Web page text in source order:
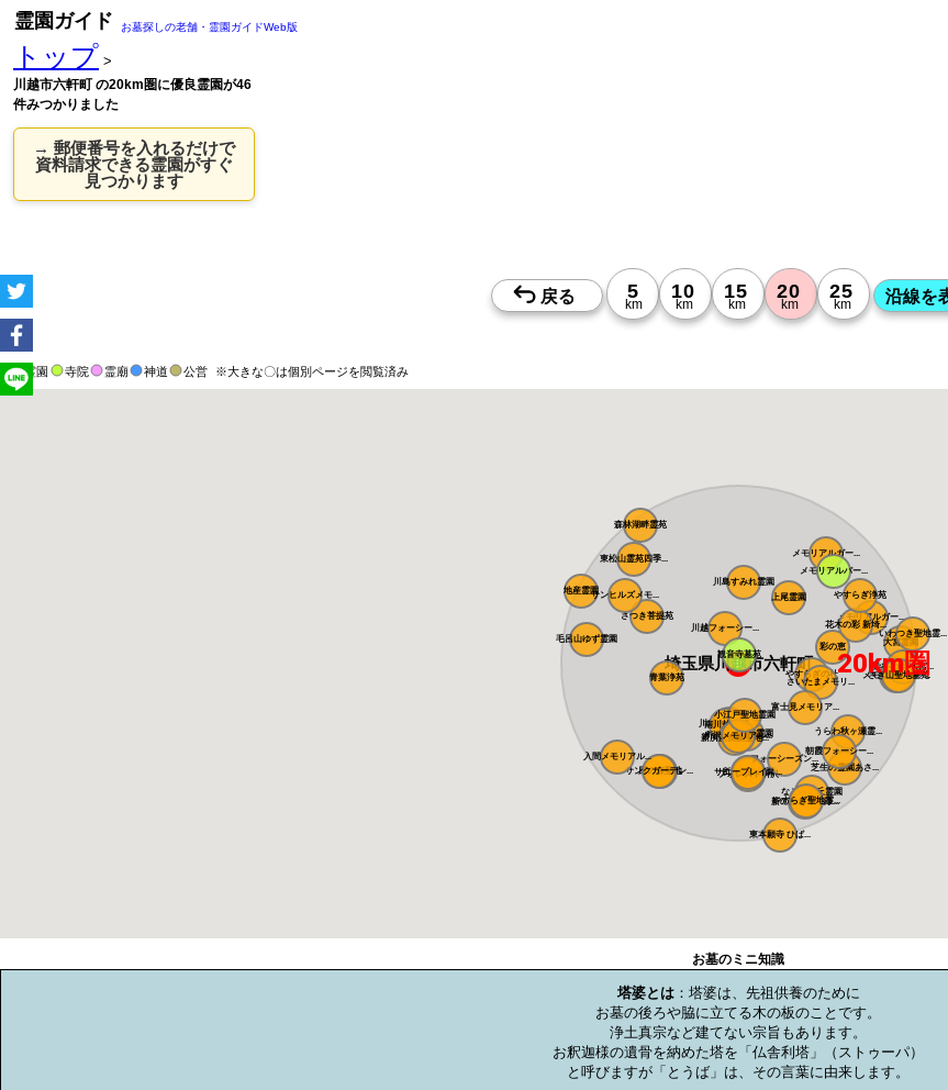
霊園ガイド お墓探しの老舗・霊園ガイドWeb版
トップ >
川越市六軒町 の20km圏に優良霊園が46
件みつかりました
→ 郵便番号を入れるだけで
資料請求できる霊園がすぐ
見つかります
霊園 寺院 霊廟 神道 公営 ※大きな〇は個別ページを閲覧済み
彩の恵
やすらぎの杜
さいたまメモリ...
大宮霊園
メモリアルパー...
染谷の里 大宮...
うらわ秋ヶ瀬霊...
上尾霊園
メモリアルガー...
花木の彩 新埼...
メモリアルガー...
所沢聖地霊園
フォレスト所沢
風の森聖地
サンクガーデン...
入間メモリアル...
芝生の霊園あさ...
フォーシーズン...
なごみの丘霊園
川越フォーシー...
川越さくら浄苑
メモリアルパー...
観音寺墓苑
さつき菩提苑
青葉浄苑
ふじみ野霊園
毛呂山ゆず霊園
地産霊園サンヒルズメモ...
森林湖畔霊苑
メモリアルパー...
南川越霊園
やすらぎ浄苑
新所沢友愛聖地...
さぎ山聖地墓苑
所沢メモリアル...
富士見メモリア...
新の丘さくら浄...
いわつき聖地霊...
やすらぎ聖地霊...
サニープレイス...
朝霞フォーシー...
小江戸聖地霊園
東松山霊苑四季...
川島すみれ霊園
東本願寺 ひば...
埼玉県川越市六軒町 20km圏
お墓のミニ知識
塔婆とは：塔婆は、先祖供養のために
お墓の後ろや脇に立てる木の板のことです。
浄土真宗など建てない宗旨もあります。
お釈迦様の遺骨を納めた塔を「仏舎利塔」（ストゥーパ）
と呼びますが「とうば」は、その言葉に由来します。